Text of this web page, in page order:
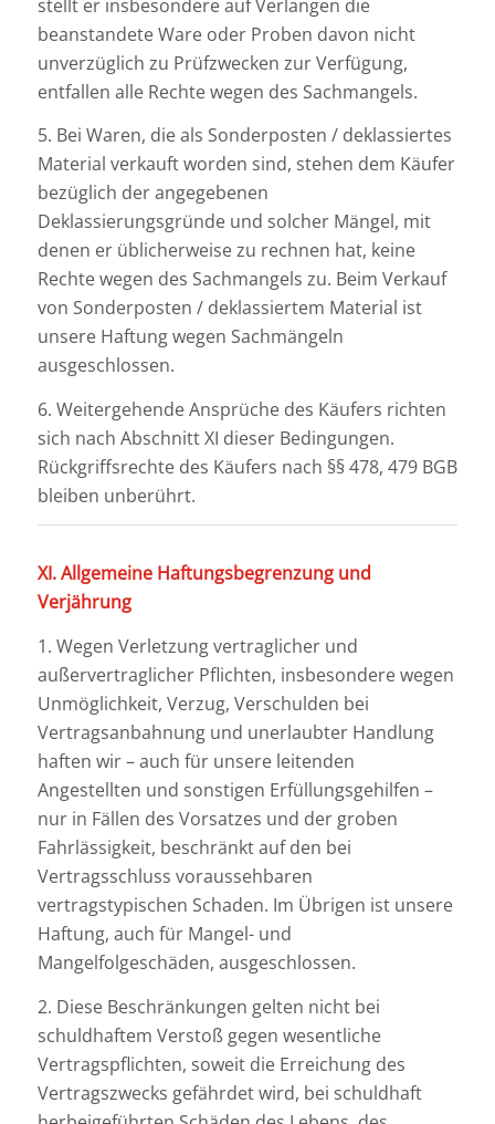
stellt er insbesondere auf Verlangen die
beanstandete Ware oder Proben davon nicht
unverzüglich zu Prüfzwecken zur Verfügung,
entfallen alle Rechte wegen des Sachmangels.
5. Bei Waren, die als Sonderposten / deklassiertes
Material verkauft worden sind, stehen dem Käufer
bezüglich der angegebenen
Deklassierungsgründe und solcher Mängel, mit
denen er üblicherweise zu rechnen hat, keine
Rechte wegen des Sachmangels zu. Beim Verkauf
von Sonderposten / deklassiertem Material ist
unsere Haftung wegen Sachmängeln
ausgeschlossen.
6. Weitergehende Ansprüche des Käufers richten
sich nach Abschnitt XI dieser Bedingungen.
Rückgriffsrechte des Käufers nach §§ 478, 479 BGB
bleiben unberührt.
XI. Allgemeine Haftungsbegrenzung und
Verjährung
1. Wegen Verletzung vertraglicher und
außervertraglicher Pflichten, insbesondere wegen
Unmöglichkeit, Verzug, Verschulden bei
Vertragsanbahnung und unerlaubter Handlung
haften wir – auch für unsere leitenden
Angestellten und sonstigen Erfüllungsgehilfen –
nur in Fällen des Vorsatzes und der groben
Fahrlässigkeit, beschränkt auf den bei
Vertragsschluss voraussehbaren
vertragstypischen Schaden. Im Übrigen ist unsere
Haftung, auch für Mangel- und
Mangelfolgeschäden, ausgeschlossen.
2. Diese Beschränkungen gelten nicht bei
schuldhaftem Verstoß gegen wesentliche
Vertragspflichten, soweit die Erreichung des
Vertragszwecks gefährdet wird, bei schuldhaft